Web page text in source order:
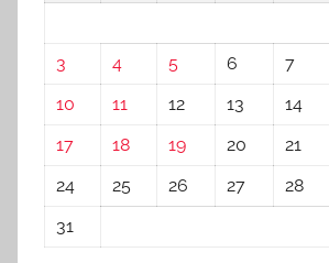
3
4 5 6 7
10
11 12 13 14
17
18 19 20 21
24
25 26 27 28
31